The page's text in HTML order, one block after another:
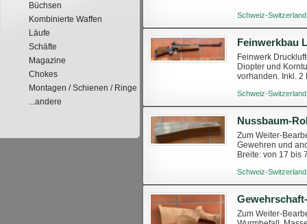
Schweiz-
Feinwerkbau
Feinwerk
Diopter und
vorhanden. Inkl. 2
Schweiz-
Nussbaum-
Zum Weiter-
Gewehren und
Breite: von 17 bis
Schweiz-
Zum Weiter-
Büchsen
Kombinierte Waffen
Läufe
Schäfte
Magazine
Chokes
Montagen / Schienen / Ringe
...andere